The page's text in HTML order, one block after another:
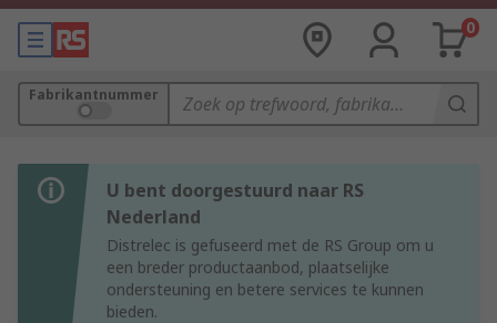
0
Fabrikantnummer
U bent doorgestuurd naar RS
Nederland
Distrelec is gefuseerd met de RS Group om u
een breder productaanbod, plaatselijke
ondersteuning en betere services te kunnen
bieden.